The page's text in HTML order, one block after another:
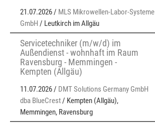
21.07.2026 / MLS Mikrowellen-Labor-Systeme
GmbH / Leutkirch im Allgäu
Servicetechniker (m/w/d) im
Außendienst - wohnhaft im Raum
Ravensburg - Memmingen -
Kempten (Allgäu)
11.07.2026 / DMT Solutions Germany GmbH
dba BlueCrest/ Kempten (Allgäu),
Memmingen, Ravensburg